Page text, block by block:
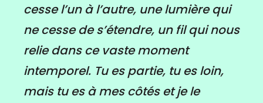
cesse l’un à l’autre, une lumière qui
ne cesse de s’étendre, un fil qui nous
relie dans ce vaste moment
intemporel. Tu es partie, tu es loin,
mais tu es à mes côtés et je le